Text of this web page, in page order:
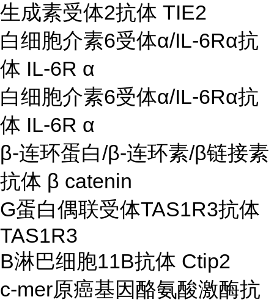
生成素受体2抗体 TIE2
白细胞介素6受体α/IL-6Rα抗
体 IL-6R α
白细胞介素6受体α/IL-6Rα抗
体 IL-6R α
β-连环蛋白/β-连环素/β链接素
抗体 β catenin
G蛋白偶联受体TAS1R3抗体
TAS1R3
B淋巴细胞11B抗体 Ctip2
c-mer原癌基因酪氨酸激酶抗